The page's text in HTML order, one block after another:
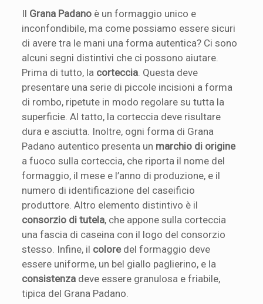
Il Grana Padano è un formaggio unico e
inconfondibile, ma come possiamo essere sicuri
di avere tra le mani una forma autentica? Ci sono
alcuni segni distintivi che ci possono aiutare.
Prima di tutto, la corteccia . Questa deve
presentare una serie di piccole incisioni a forma
di rombo, ripetute in modo regolare su tutta la
superficie. Al tatto, la corteccia deve risultare
dura e asciutta. Inoltre, ogni forma di Grana
Padano autentico presenta un marchio di origine
a fuoco sulla corteccia, che riporta il nome del
formaggio, il mese e l’anno di produzione, e il
numero di identificazione del caseificio
produttore. Altro elemento distintivo è il
consorzio di tutela, che appone sulla corteccia
una fascia di caseina con il logo del consorzio
stesso. Infine, il coloredel formaggio deve
essere uniforme, un bel giallo paglierino, e la
consistenza deve essere granulosa e friabile,
tipica del Grana Padano.